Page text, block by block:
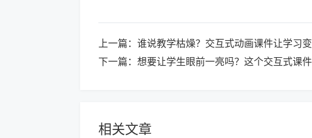
上一篇： 谁说教学枯燥？交互式动画课件让学习变
下一篇： 想要让学生眼前一亮吗？这个交互式课件
相关文章